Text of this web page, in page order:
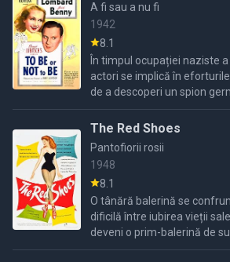
A fi sau a nu fi
1942
8.1
În timpul ocupației naziste
actori se implică în
de a descoperi un spion
The Red Shoes
Pantofiorii rosii
1948
8.1
O tânără balerină se
dificilă între iubirea vieții
deveni o prim-balerină de